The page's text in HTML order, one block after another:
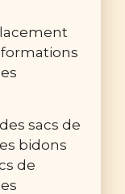
sacs de
bidons
de